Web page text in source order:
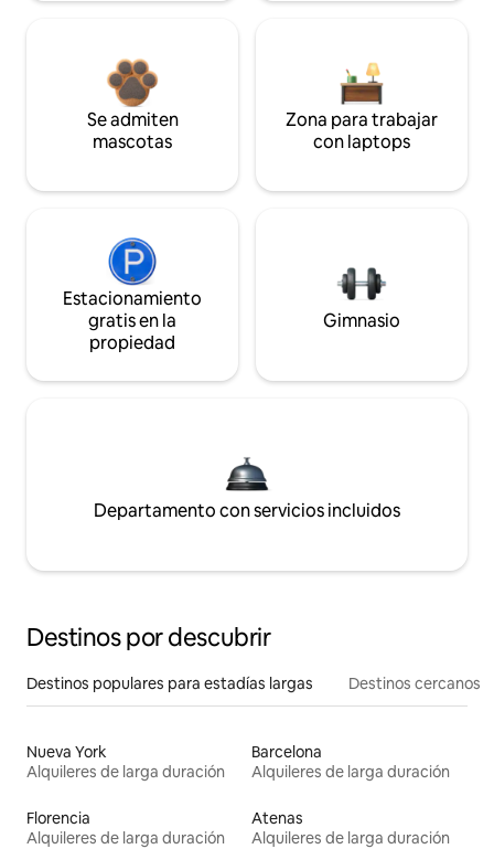
Se admiten
mascotas
Zona para trabajar
con laptops
Estacionamiento
gratis en la
propiedad
Gimnasio
Departamento con servicios incluidos
Destinos por descubrir
Destinos populares para estadías largas Destinos cercanos
Nueva York
Alquileres de larga duración
Barcelona
Alquileres de larga duración
Florencia
Alquileres de larga duración
Atenas
Alquileres de larga duración